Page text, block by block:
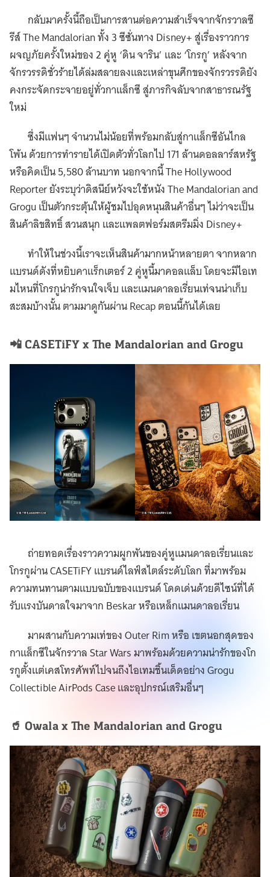
กลับมาครั้งนี้ถือเป็นการสานต่อความสำเร็จจากจักรวาลซี
รีส์ The Mandalorian ทั้ง 3 ซีซั่นทาง Disney+ สู่เรื่องราวการ
ผจญภัยครั้งใหม่ของ 2 คู่หู ‘ดิน จาริน’ และ ‘โกรกู’ หลังจาก
จักรวรรดิชั่วร้ายได้ล่มสลายลงและเหล่าขุนศึกของจักรวรรดิยัง
คงกระจัดกระจายอยู่ทั่วกาแล็กซี สู่ภารกิจลับจากสาธารณรัฐ
ใหม่
ซึ่งมีแฟนๆ จำนวนไม่น้อยที่พร้อมกลับสู่กาแล็กซีอันไกล
โพ้น ด้วยการทำรายได้เปิดตัวทั่วโลกไป 171 ล้านดอลลาร์สหรัฐ
หรือคิดเป็น 5,580 ล้านบาท นอกจากนี้ The Hollywood
Reporter ยังระบุว่าดิสนีย์หวังจะใช้หนัง The Mandalorian and
Grogu เป็นตัวกระตุ้นให้ผู้ชมไปอุดหนุนสินค้าอื่นๆ ไม่ว่าจะเป็น
สินค้าลิขสิทธิ์ สวนสนุก และแพลตฟอร์มสตรีมมิ่ง Disney+
ทำให้ในช่วงนี้เราจะเห็นสินค้ามากหน้าหลายตา จากหลาก
แบรนด์ดังที่หยิบคาแร็กเตอร์ 2 คู่หูนี้มาคอลแล็บ โดยจะมีไอเท
มไหนที่โกรกูน่ารักจนใจเจ็บ และแมนดาลอเรี่ยนเท่จนน่าเก็บ
สะสมบ้างนั้น ตามมาดูกันผ่าน Recap ตอนนี้กันได้เลย
📲 CASETiFY x The Mandalorian and Grogu
ถ่ายทอดเรื่องราวความผูกพันของคู่หูแมนดาลอเรี่ยนและ
โกรกูผ่าน CASETiFY แบรนด์ไลฟ์สไตล์ระดับโลก ที่มาพร้อม
ความทนทานตามแบบฉบับของแบรนด์ โดดเด่นด้วยดีไซน์ที่ได้
รับแรงบันดาลใจมาจาก Beskar หรือเหล็กแมนดาลอเรี่ยน
มาผสานกับความเท่ของ Outer Rim หรือ เขตนอกสุดของ
กาแล็กซีในจักรวาล Star Wars มาพร้อมด้วยความน่ารักของโก
รกูตั้งแต่เคสโทรศัพท์ไปจนถึงไอเทมชิ้นเด็ดอย่าง Grogu
Collectible AirPods Case และอุปกรณ์เสริมอื่นๆ
🥤 Owala x The Mandalorian and Grogu